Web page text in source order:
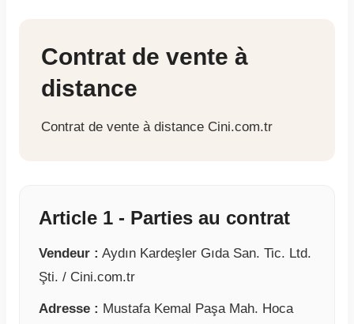
Contrat de vente à
distance
Contrat de vente à distance Cini.com.tr
Article 1 - Parties au contrat
Vendeur : Aydın Kardeşler Gıda San. Tic. Ltd.
Şti. / Cini.com.tr
Adresse : Mustafa Kemal Paşa Mah. Hoca